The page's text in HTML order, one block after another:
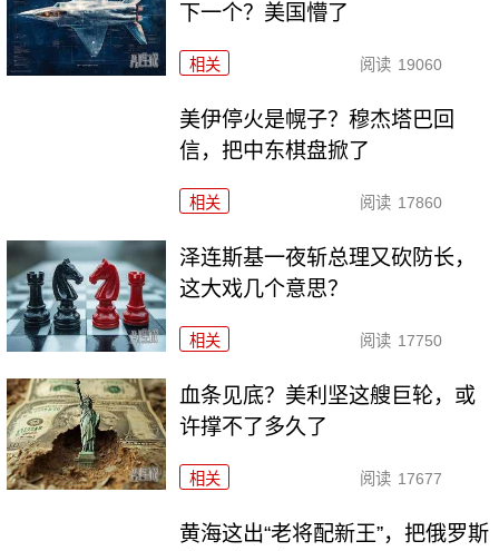
下一个？美国懵了
相关 阅读 19060
美伊停火是幌子？穆杰塔巴回
信，把中东棋盘掀了
相关 阅读 17860
泽连斯基一夜斩总理又砍防长，
这大戏几个意思？
相关 阅读 17750
血条见底？美利坚这艘巨轮，或
许撑不了多久了
相关 阅读 17677
黄海这出“老将配新王”，把俄罗斯